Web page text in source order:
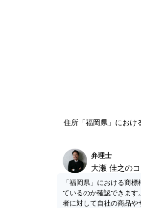
住所「福岡県」におけ
弁理士
大瀬 佳之の
「福岡県」における商
ているのか確認できま
者に対して自社の商品や